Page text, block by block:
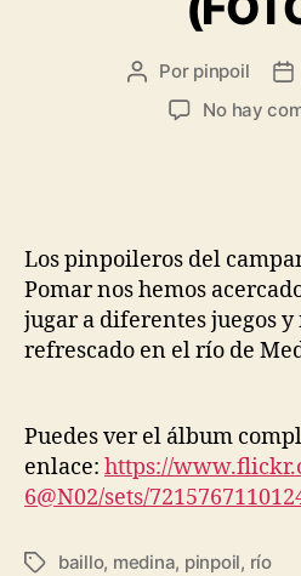
Por pinpoil
No hay
Los pinpoileros del
Pomar nos hemos
jugar a diferentes juegos y
refrescado en el río de
Puedes ver el álbum
enlace: https://
6@N02/sets/
baillo, medina, pinpoil, río